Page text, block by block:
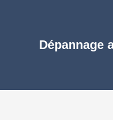
Dépannage